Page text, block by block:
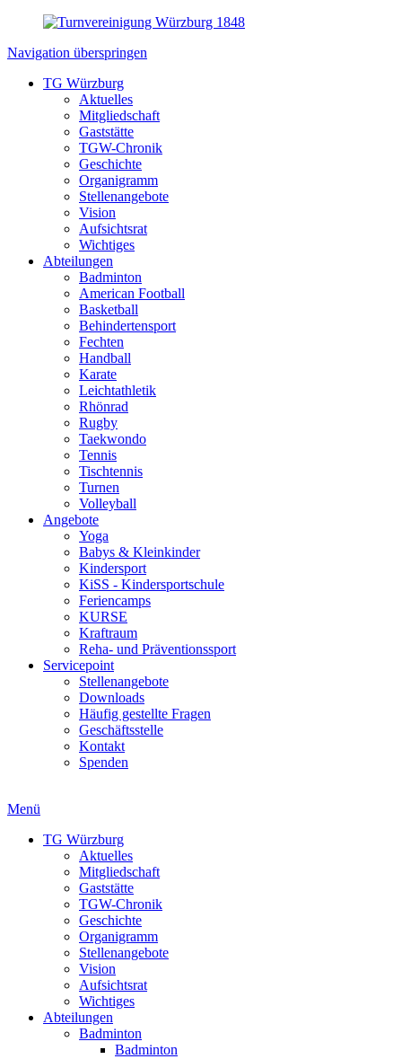
Navigation überspringen
TG Würzburg
Aktuelles
Mitgliedschaft
Gaststätte
TGW-Chronik
Geschichte
Organigramm
Stellenangebote
Vision
Aufsichtsrat
Wichtiges
Abteilungen
Badminton
American Football
Basketball
Behindertensport
Fechten
Handball
Karate
Leichtathletik
Rhönrad
Rugby
Taekwondo
Tennis
Tischtennis
Turnen
Volleyball
Angebote
Yoga
Babys & Kleinkinder
Kindersport
KiSS - Kindersportschule
Feriencamps
KURSE
Kraftraum
Reha- und Präventionssport
Servicepoint
Stellenangebote
Downloads
Häufig gestellte Fragen
Geschäftsstelle
Kontakt
Spenden
Menü
TG Würzburg
Aktuelles
Mitgliedschaft
Gaststätte
TGW-Chronik
Geschichte
Organigramm
Stellenangebote
Vision
Aufsichtsrat
Wichtiges
Abteilungen
Badminton
Badminton